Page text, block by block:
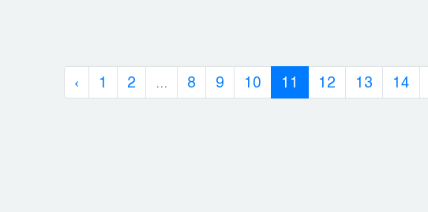
‹ 1 2 ... 8 9 10 11 12 13 14